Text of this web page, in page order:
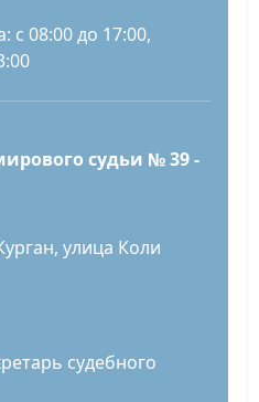
с 08:00 до 17:00,
судьи № 39 -
улица Коли
судебного